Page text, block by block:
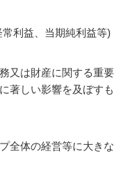
利益、当期純利益等)
又は財産に関する重要
著しい影響を及ぼすも
全体の経営等に大きな